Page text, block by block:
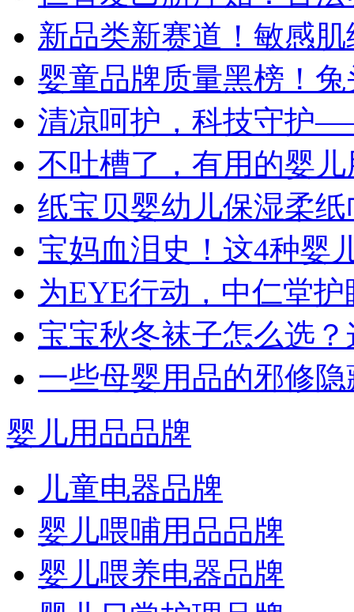
新品类新赛道！敏感
婴童品牌质量黑榜！
清凉呵护，科技守护
不吐槽了，有用的婴
纸宝贝婴幼儿保湿柔
宝妈血泪史！这4种婴
为EYE行动，中仁堂
宝宝秋冬袜子怎么选？
一些母婴用品的邪修
婴儿用品品牌
儿童电器品牌
婴儿喂哺用品品牌
婴儿喂养电器品牌